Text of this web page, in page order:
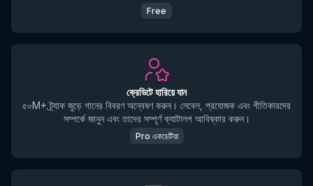
Free
ক্রেডিটে হারিয়ে যান
৫০M+ ট্র্যাক জুড়ে গানের বিবরণ অন্বেষণ করুন। লেবেল, প্রযোজক এবং গীতিকারদের
সম্পর্কে জানুন এবং তাদের সম্পূর্ণ ক্যাটালগ আবিষ্কার করুন।
Pro একচেটিয়া